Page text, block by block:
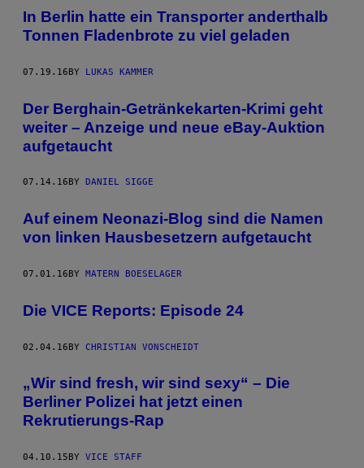
In Berlin hatte ein Transporter anderthalb
Tonnen Fladenbrote zu viel geladen
07.19.16BY LUKAS KAMMER
Der Berghain-Getränkekarten-Krimi geht
weiter – Anzeige und neue eBay-Auktion
aufgetaucht
07.14.16 BY DANIEL SIGGE
Auf einem Neonazi-Blog sind die Namen
von linken Hausbesetzern aufgetaucht
07.01.16BY MATERN BOESELAGER
Die VICE Reports: Episode 24
02.04.16BY CHRISTIAN VONSCHEIDT
„Wir sind fresh, wir sind sexy“ – Die
Berliner Polizei hat jetzt einen
Rekrutierungs-Rap
04.10.15 BY VICE STAFF